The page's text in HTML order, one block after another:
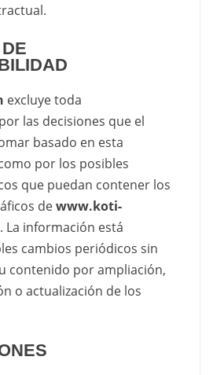
excluye toda
las decisiones que el
basado en esta
por los posibles
que puedan contener los
dewww.koti-
. La información está
cambios periódicos sin
contenido por ampliación,
o actualización de los